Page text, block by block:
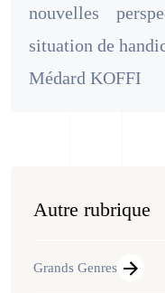
nouvelles
situation de
Médard KOFFI
Autre rubrique
Grands Genres